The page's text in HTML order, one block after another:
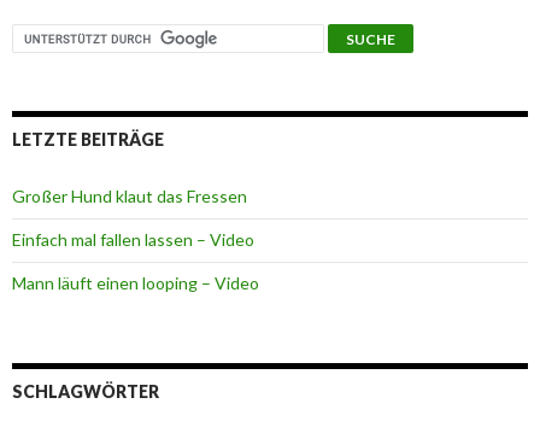
LETZTE BEITRÄGE
Großer Hund klaut das Fressen
Einfach mal fallen lassen – Video
Mann läuft einen looping – Video
SCHLAGWÖRTER